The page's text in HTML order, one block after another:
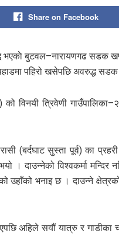
Share on Facebook
भएकाे बुटवल–नारायणगढ सडक
पहाडमा पहिरो खसेपछि अवरुद्ध
को विनयी त्रिवेणी
(बर्दघाट सुस्ता पूर्व) का
। दाउन्नेको विश्वकर्मा मन्दिर
भनाइ छ । दाउन्ने
अहिले सयौं यात्रु र